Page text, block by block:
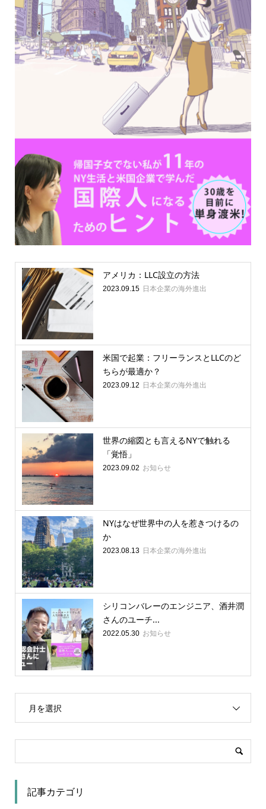
アメリカ：LLC設立の方法
2023.09.15 日本企業の海外進出
米国で起業：フリーランスとLLCのど
ちらが最適か？
2023.09.12 日本企業の海外進出
世界の縮図とも言えるNYで触れる
「覚悟」
2023.09.02 お知らせ
NYはなぜ世界中の人を惹きつけるの
か
2023.08.13 日本企業の海外進出
シリコンバレーのエンジニア、酒井潤
さんのユーチ...
2022.05.30 お知らせ
月を選択
記事カテゴリ